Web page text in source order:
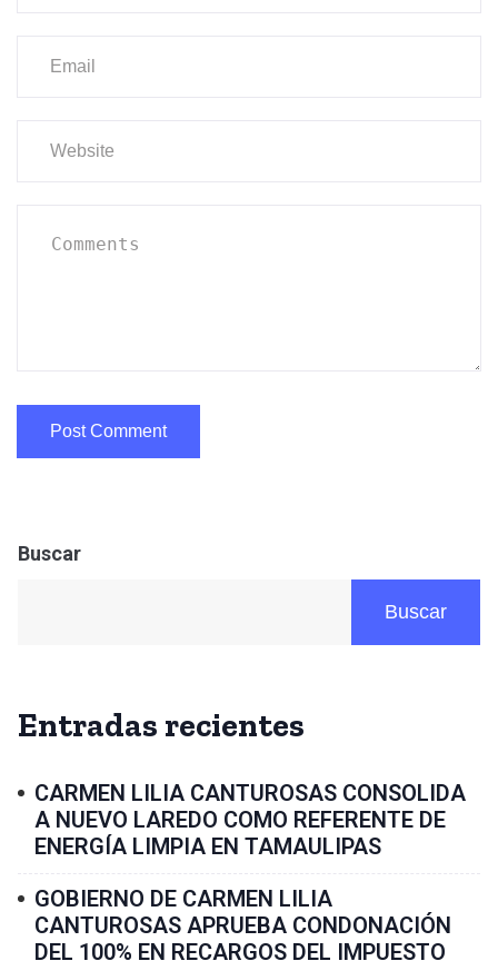
Buscar
Buscar
Entradas recientes
CARMEN LILIA CANTUROSAS CONSOLIDA
A NUEVO LAREDO COMO REFERENTE DE
ENERGÍA LIMPIA EN TAMAULIPAS
GOBIERNO DE CARMEN LILIA
CANTUROSAS APRUEBA CONDONACIÓN
DEL 100% EN RECARGOS DEL IMPUESTO